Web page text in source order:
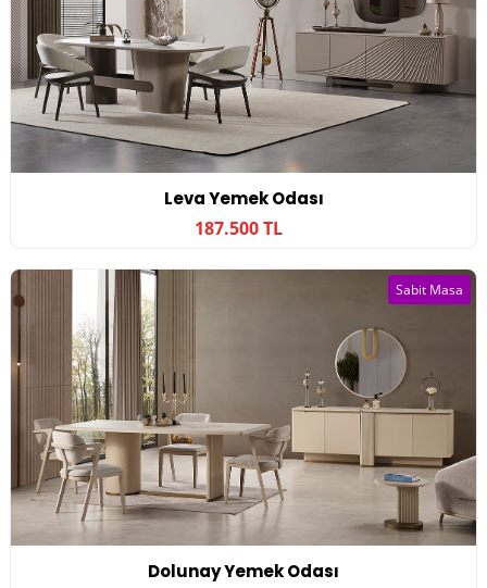
Leva Yemek Odası
187.500 TL
Dolunay Yemek Odası
Sabit Masa